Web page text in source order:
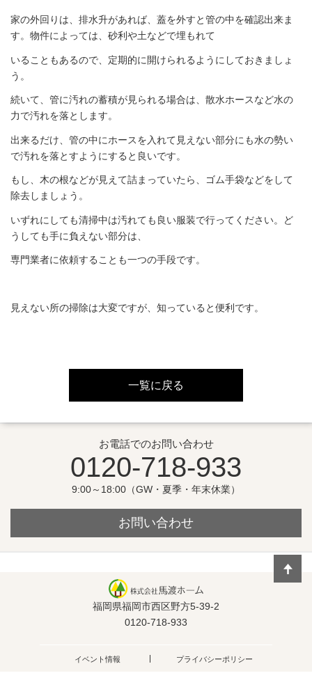
家の外回りは、排水升があれば、蓋を外すと管の中を確認出来ま
す。物件によっては、砂利や土などで埋もれて
いることもあるので、定期的に開けられるようにしておきましょ
う。
続いて、管に汚れの蓄積が見られる場合は、散水ホースなど水の
力で汚れを落とします。
出来るだけ、管の中にホースを入れて見えない部分にも水の勢い
で汚れを落とすようにすると良いです。
もし、木の根などが見えて詰まっていたら、ゴム手袋などをして
除去しましょう。
いずれにしても清掃中は汚れても良い服装で行ってください。ど
うしても手に負えない部分は、
専門業者に依頼することも一つの手段です。
見えない所の掃除は大変ですが、知っていると便利です。
一覧に戻る
お電話でのお問い合わせ
0120-718-933
9:00～18:00（GW・夏季・年末休業）
お問い合わせ
福岡県福岡市西区野方5-39-2
0120-718-933
イベント情報 プライバシーポリシー